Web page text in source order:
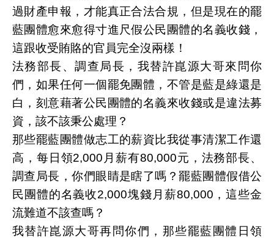
過財產申報，才能真正合法合規，但是現在的罷
藍團體愈來愈得寸進尺假公民團體的名義收錢，
這跟收受賄賂的官員完全沒兩樣！
法務部長、調查局長，我替許崑源大哥來問你
們，如果任何一個罷免團體，不管是藍是綠還是
白，刻意藉著公民團體的名義來收錢或是違法募
資，該不該秉公處理？
那些罷藍團體做志工的薪資比我從事清潔工作還
高，每日領2,000月薪有80,000元，法務部長、
調查局長，你們眼睛是瞎了嗎？罷藍團體假借公
民團體的名義收2,000塊錢月薪80,000，這些金
流難道不該查嗎？
我替許崑源大哥再問你們，那些罷藍團體日領